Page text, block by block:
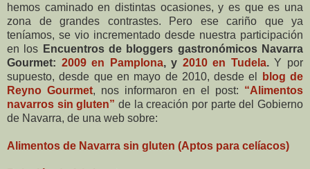
hemos caminado en distintas ocasiones, y es que es una
zona de grandes contrastes. Pero ese cariño que ya
teníamos, se vio incrementado desde nuestra participación
en los Encuentros de bloggers gastronómicos Navarra
Gourmet: 2009 en Pamplona, y 2010 en Tudela.Y por
supuesto, desde que en mayo de 2010, desde el
blog de
Reyno Gourmet, nos informaron en el post: “Alimentos
navarros sin gluten” de la creación por parte del Gobierno
de Navarra, de una web sobre:
Alimentos de Navarra sin gluten (Aptos para celíacos)